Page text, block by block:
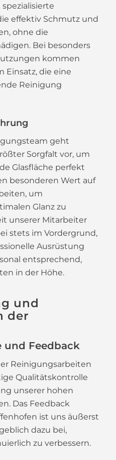
effektiv Schmutz und
ohne die
Bei besonders
kommen
Einsatz, die eine
Reinigung
geht
Sorgfalt vor, um
Glasfläche perfekt
besonderen Wert auf
um
Glanz zu
unserer Mitarbeiter
stets im Vordergrund,
Ausrüstung
entsprechend,
in der Höhe.
und
der
und Feedback
Reinigungsarbeiten
Qualitätskontrolle
unserer hohen
Das Feedback
ist uns äußerst
dazu bei,
zu verbessern.